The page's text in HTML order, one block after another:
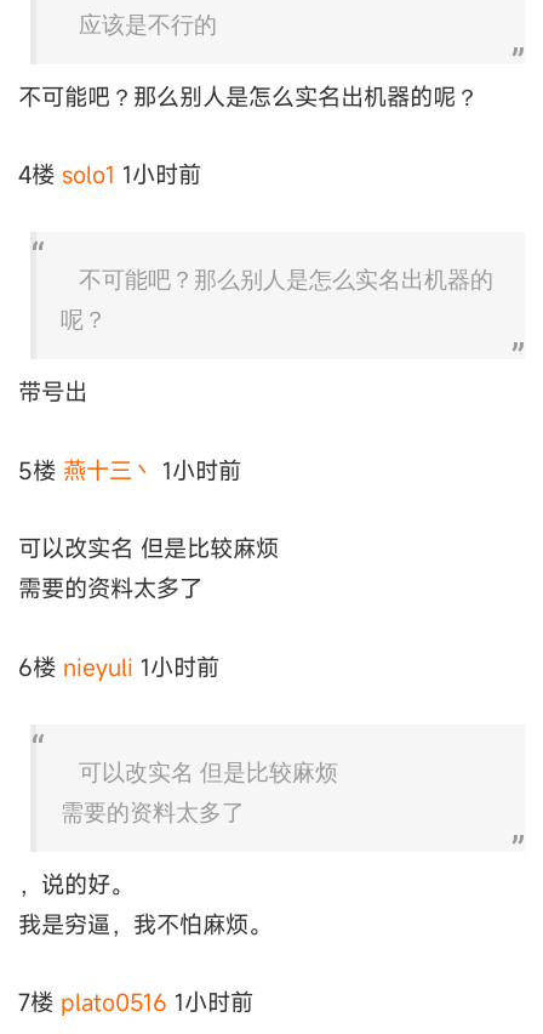
应该是不行的
不可能吧？那么别人是怎么实名出机器的呢？
4楼 solo1 1小时前
不可能吧？那么别人是怎么实名出机器的
呢？
带号出
5楼 燕十三丶 1小时前
可以改实名 但是比较麻烦
需要的资料太多了
6楼 nieyuli 1小时前
可以改实名 但是比较麻烦
需要的资料太多了
，说的好。
我是穷逼，我不怕麻烦。
7楼 plato0516 1小时前